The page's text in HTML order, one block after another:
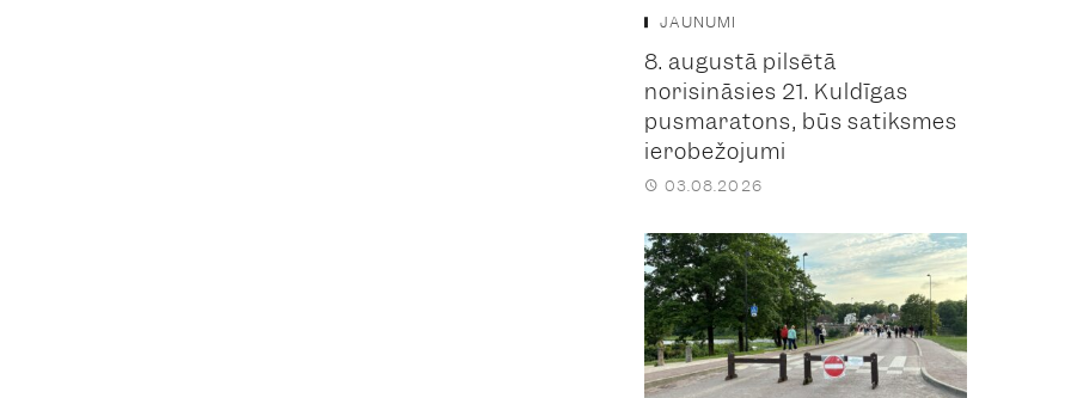
JAUNUMI
8. augustā pilsētā
norisināsies 21. Kuldīgas
pusmaratons, būs satiksmes
ierobežojumi
03.08.2026